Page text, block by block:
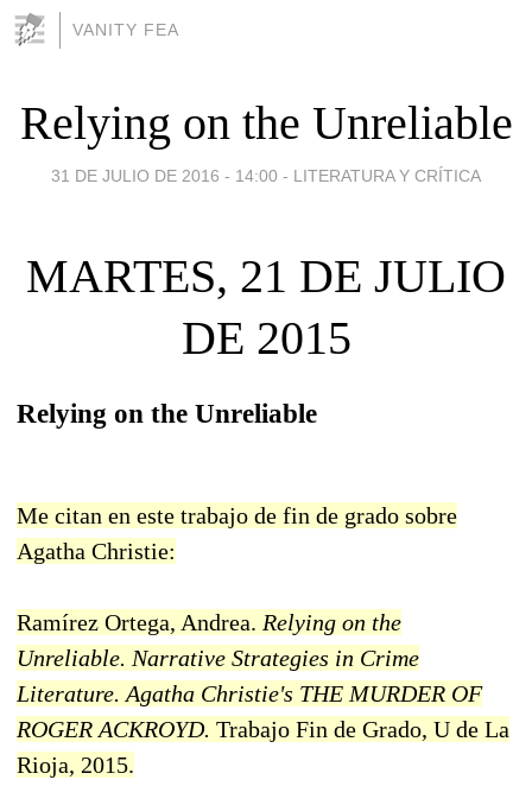
VANITY FEA
Relying on the Unreliable
31 DE JULIO DE 2016 - 14:00 - LITERATURA Y CRÍTICA
MARTES, 21 DE JULIO
DE 2015
Relying on the Unreliable
Me citan en este trabajo de fin de grado sobre
Agatha Christie:
Ramírez Ortega, Andrea. Relying on the
Unreliable. Narrative Strategies in Crime
Literature. Agatha Christie's THE MURDER OF
ROGER ACKROYD. Trabajo Fin de Grado, U de La
Rioja, 2015.